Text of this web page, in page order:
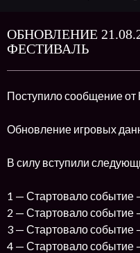
ОБНОВЛЕНИЕ
ФЕСТИВАЛЬ
Поступило сообщение от
Обновление игровых
В силу вступили
1 — Стартовало событие
2 — Стартовало событие
3 — Стартовало событие
4 — Стартовало событие